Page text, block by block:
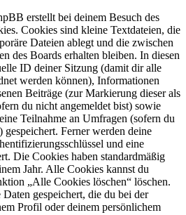
erstellt bei deinem Besuch des
Cookies sind kleine Textdateien, die
Dateien ablegt und die zwischen
des Boards erhalten bleiben. In diesen
ID deiner Sitzung (damit dir alle
werden können), Informationen
Beiträge (zur Markierung dieser als
du nicht angemeldet bist) sowie
Teilnahme an Umfragen (sofern du
gespeichert. Ferner werden deine
und eine
Die Cookies haben standardmäßig
Jahr. Alle Cookies kannst du
„Alle Cookies löschen“ löschen.
gespeichert, die du bei der
Profil oder deinem persönlichem